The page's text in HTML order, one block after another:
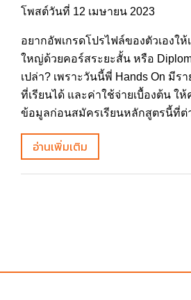
โพสต์วันที่ 12 เมษายน 2023
อยากอัพเกรดโปรไฟล์ของตัวเองใ
ใหญ่ด้วยคอร์สระยะสั้น หรือ
เปล่า? เพราะวันนี้พี่ Hands On มีร
ที่เรียนได้ และค่าใช้จ่ายเบื้องต้น ใ
ข้อมูลก่อนสมัครเรียนหลักสูตรนี้ที่ต่
อ่านเพิ่มเติม